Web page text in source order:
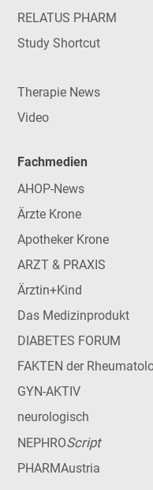
RELATUS PHARM
Study Shortcut
Therapie News
Video
Fachmedien
AHOP-News
Ärzte Krone
Apotheker Krone
ARZT & PRAXIS
Ärztin+Kind
Das Medizinprodukt
DIABETES FORUM
FAKTEN der
GYN-AKTIV
neurologisch
NEPHROScript
PHARMAustria